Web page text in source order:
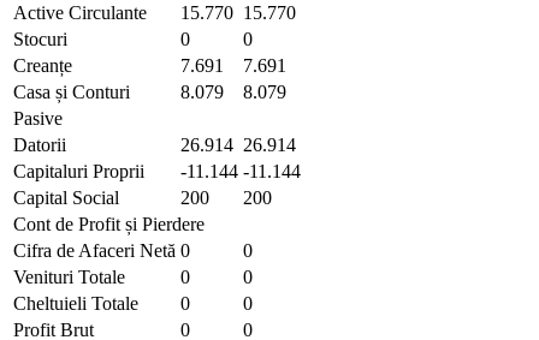
Active Circulante
15.770 15.770
Stocuri
0
0
Creanțe
7.691
7.691
Casa și Conturi
8.079
8.079
Pasive
Datorii
26.914 26.914
Capitaluri Proprii
-11.144 -11.144
Capital Social
200
200
Cont de Profit și Pierdere
Cifra de Afaceri Netă 0
0
Venituri Totale
0
0
Cheltuieli Totale
0
0
Profit Brut
0
0